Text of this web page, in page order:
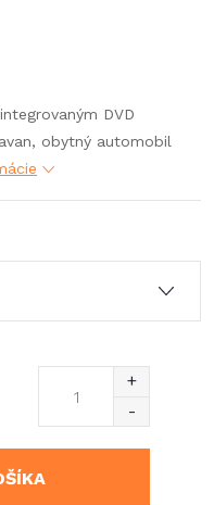
DVD
obytný automobil